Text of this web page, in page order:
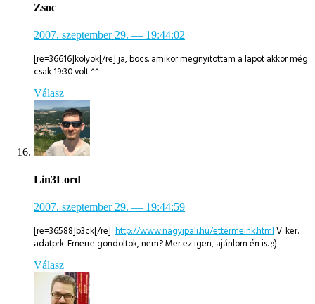
Zsoc
2007. szeptember 29. — 19:44:02
[re=36616]kolyok[/re]:ja, bocs. amikor megnyitottam a lapot akkor még
csak 19:30 volt ^^
Válasz
Lin3Lord
2007. szeptember 29. — 19:44:59
[re=36588]b3ck[/re]: http://www.nagyipali.hu/ettermeink.html V. ker.
adatprk. Emerre gondoltok, nem? Mer ez igen, ajánlom én is. ;:)
Válasz